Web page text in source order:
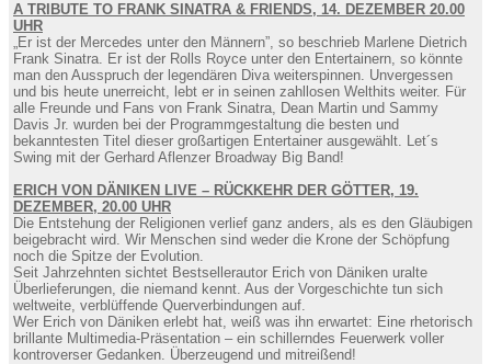
A TRIBUTE TO FRANK SINATRA & FRIENDS, 14. DEZEMBER 20.00
UHR
„Er ist der Mercedes unter den Männern”, so beschrieb Marlene Dietrich
Frank Sinatra. Er ist der Rolls Royce unter den Entertainern, so könnte
man den Ausspruch der legendären Diva weiterspinnen. Unvergessen
und bis heute unerreicht, lebt er in seinen zahllosen Welthits weiter. Für
alle Freunde und Fans von Frank Sinatra, Dean Martin und Sammy
Davis Jr. wurden bei der Programmgestaltung die besten und
bekanntesten Titel dieser großartigen Entertainer ausgewählt. Let´s
Swing mit der Gerhard Aflenzer Broadway Big Band!
ERICH VON DÄNIKEN LIVE – RÜCKKEHR DER GÖTTER, 19.
DEZEMBER, 20.00 UHR
Die Entstehung der Religionen verlief ganz anders, als es den Gläubigen
beigebracht wird. Wir Menschen sind weder die Krone der Schöpfung
noch die Spitze der Evolution.
Seit Jahrzehnten sichtet Bestsellerautor Erich von Däniken uralte
Überlieferungen, die niemand kennt. Aus der Vorgeschichte tun sich
weltweite, verblüffende Querverbindungen auf.
Wer Erich von Däniken erlebt hat, weiß was ihn erwartet: Eine rhetorisch
brillante Multimedia-Präsentation – ein schillerndes Feuerwerk voller
kontroverser Gedanken. Überzeugend und mitreißend!